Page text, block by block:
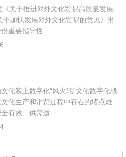
关于推进对外文化贸易高质量发展
加快发展对外文化贸易的意见》出
重要指导性
“风火轮”文化数字化战
化生产和消费过程中存在的堵点难
有效、供需适